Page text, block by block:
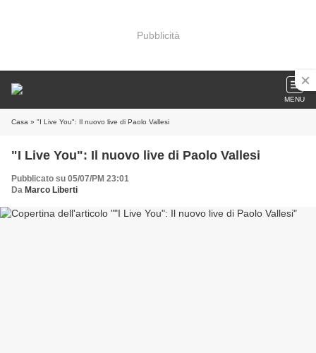
Pubblicità
MENU
Casa » "I Live You": Il nuovo live di Paolo Vallesi
"I Live You": Il nuovo live di Paolo Vallesi
Pubblicato su 05/07/PM 23:01
Da Marco Liberti